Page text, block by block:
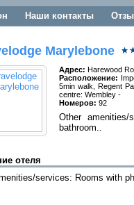
Наши контакты
Marylebone
Адрес: Harewood
Расположение:
5min walk, Regent
centre: Wembley -
Номеров: 92
Other
bathroom..
отеля
services: Rooms with